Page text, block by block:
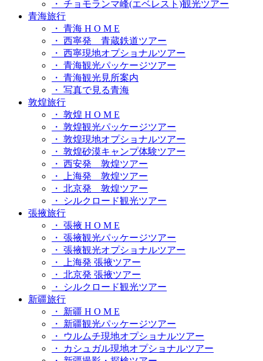
・ チョモランマ峰(エベレスト)観光ツアー
青海旅行
・ 青海 H O M E
・ 西寧発 青蔵鉄道ツアー
・ 西寧現地オプショナルツアー
・ 青海観光パッケージツアー
・ 青海観光見所案内
・ 写真で見る青海
敦煌旅行
・ 敦煌 H O M E
・ 敦煌観光パッケージツアー
・ 敦煌現地オプショナルツアー
・ 敦煌砂漠キャンプ体験ツアー
・ 西安発 敦煌ツアー
・ 上海発 敦煌ツアー
・ 北京発 敦煌ツアー
・ シルクロード観光ツアー
張掖旅行
・ 張掖 H O M E
・ 張掖観光パッケージツアー
・ 張掖観光オプショナルツアー
・ 上海発 張掖ツアー
・ 北京発 張掖ツアー
・ シルクロード観光ツアー
新疆旅行
・ 新疆 H O M E
・ 新疆観光パッケージツアー
・ ウルムチ現地オプショナルツアー
・ カシュガル現地オプショナルツアー